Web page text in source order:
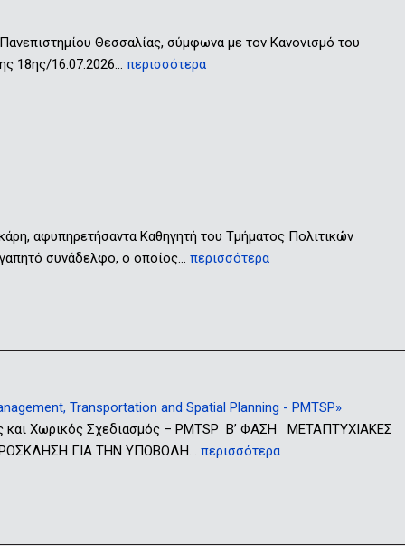
Θεσσαλίας, σύμφωνα με τον Κανονισμό του
18ης/16.07.2026… περισσότερα
αφυπηρετήσαντα Καθηγητή του Τμήματος Πολιτικών
συνάδελφο, ο οποίος… περισσότερα
Transportation and Spatial Planning - PMTSP»
Χωρικός Σχεδιασμός – PMTSP Β’ ΦΑΣΗ ΜΕΤΑΠΤΥΧΙΑΚΕΣ
ΠΡΟΣΚΛΗΣΗ ΓΙΑ ΤΗΝ ΥΠΟΒΟΛΗ… περισσότερα